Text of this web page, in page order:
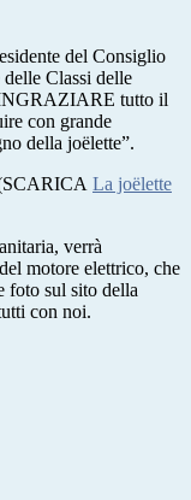
del Consiglio
Classi delle
tutto il
con grande
della joëlette”.
La joëlette
verrà
motore elettrico, che
foto sul sito della
con noi.